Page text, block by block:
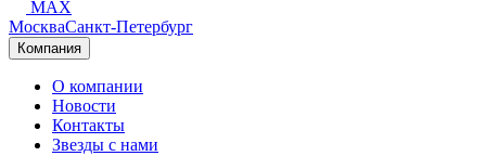
MAX
МоскваСанкт-Петербург
Компания
О компании
Новости
Контакты
Звезды с нами